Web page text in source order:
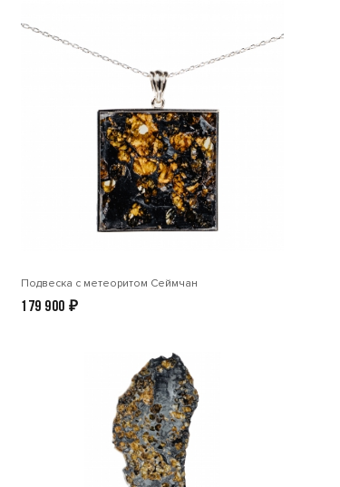
Подвеска с метеоритом Сеймчан
179 900 ₽